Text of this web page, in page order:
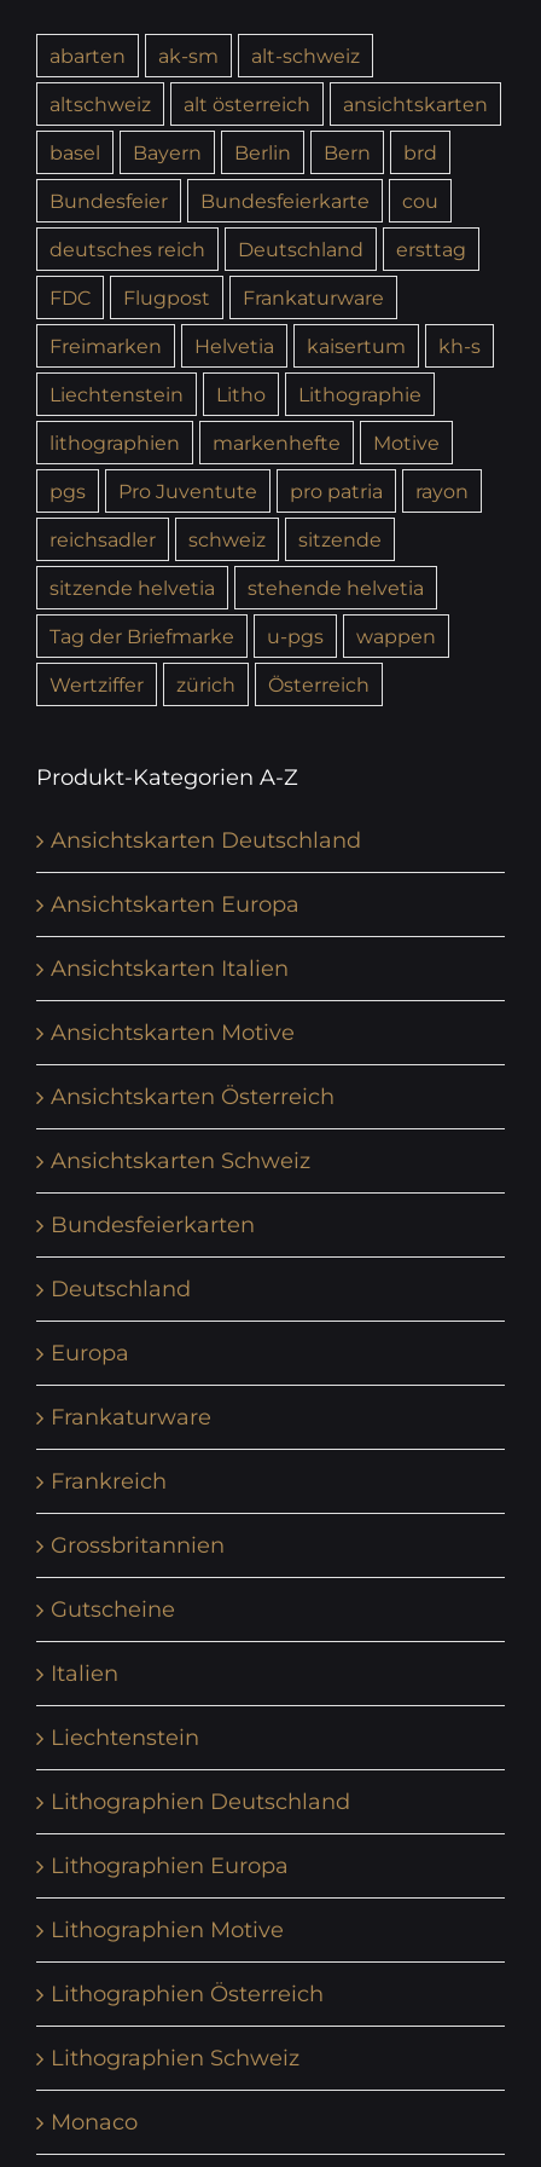
abarten ak-sm
alt-schweiz
altschweiz
alt österreich
ansichtskarten
basel
Bayern Berlin Bern
brd
Bundesfeier
Bundesfeierkarte
cou
deutsches reich
Deutschland
ersttag
FDC
Flugpost
Frankaturware
Freimarken
Helvetia kaisertum
kh-s
Liechtenstein
Litho
Lithographie
lithographien
markenhefte
Motive
pgs
Pro Juventute pro patria
rayon
reichsadler
schweiz
sitzende
sitzende helvetia
stehende helvetia
Tag der Briefmarke
u-pgs
wappen
Wertziffer
zürich Österreich
Produkt-Kategorien A-Z
Ansichtskarten Deutschland
Ansichtskarten Europa
Ansichtskarten Italien
Ansichtskarten Motive
Ansichtskarten Österreich
Ansichtskarten Schweiz
Bundesfeierkarten
Deutschland
Europa
Frankaturware
Frankreich
Grossbritannien
Gutscheine
Italien
Liechtenstein
Lithographien Deutschland
Lithographien Europa
Lithographien Motive
Lithographien Österreich
Lithographien Schweiz
Monaco